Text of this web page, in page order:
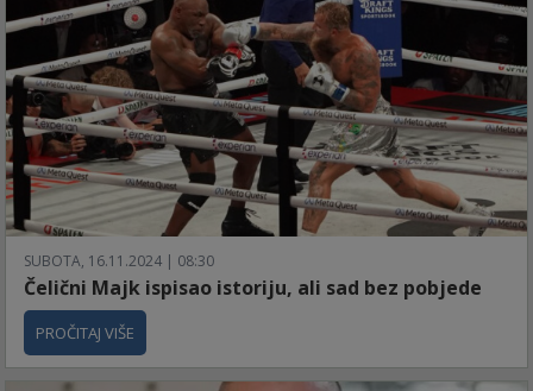
SUBOTA, 16.11.2024 | 08:30
Čelični Majk ispisao istoriju, ali sad bez pobjede
PROČITAJ VIŠE